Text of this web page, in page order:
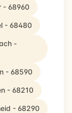
- 68960
- 68480
-
- 68590
- 68210
- 68290